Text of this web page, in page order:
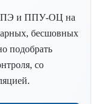
ПЭ и ППУ-ОЦ на
бесшовных
подобрать
со